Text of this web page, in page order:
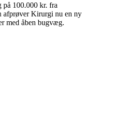
på 100.000 kr. fra
afprøver Kirurgi nu en ny
med åben bugvæg.